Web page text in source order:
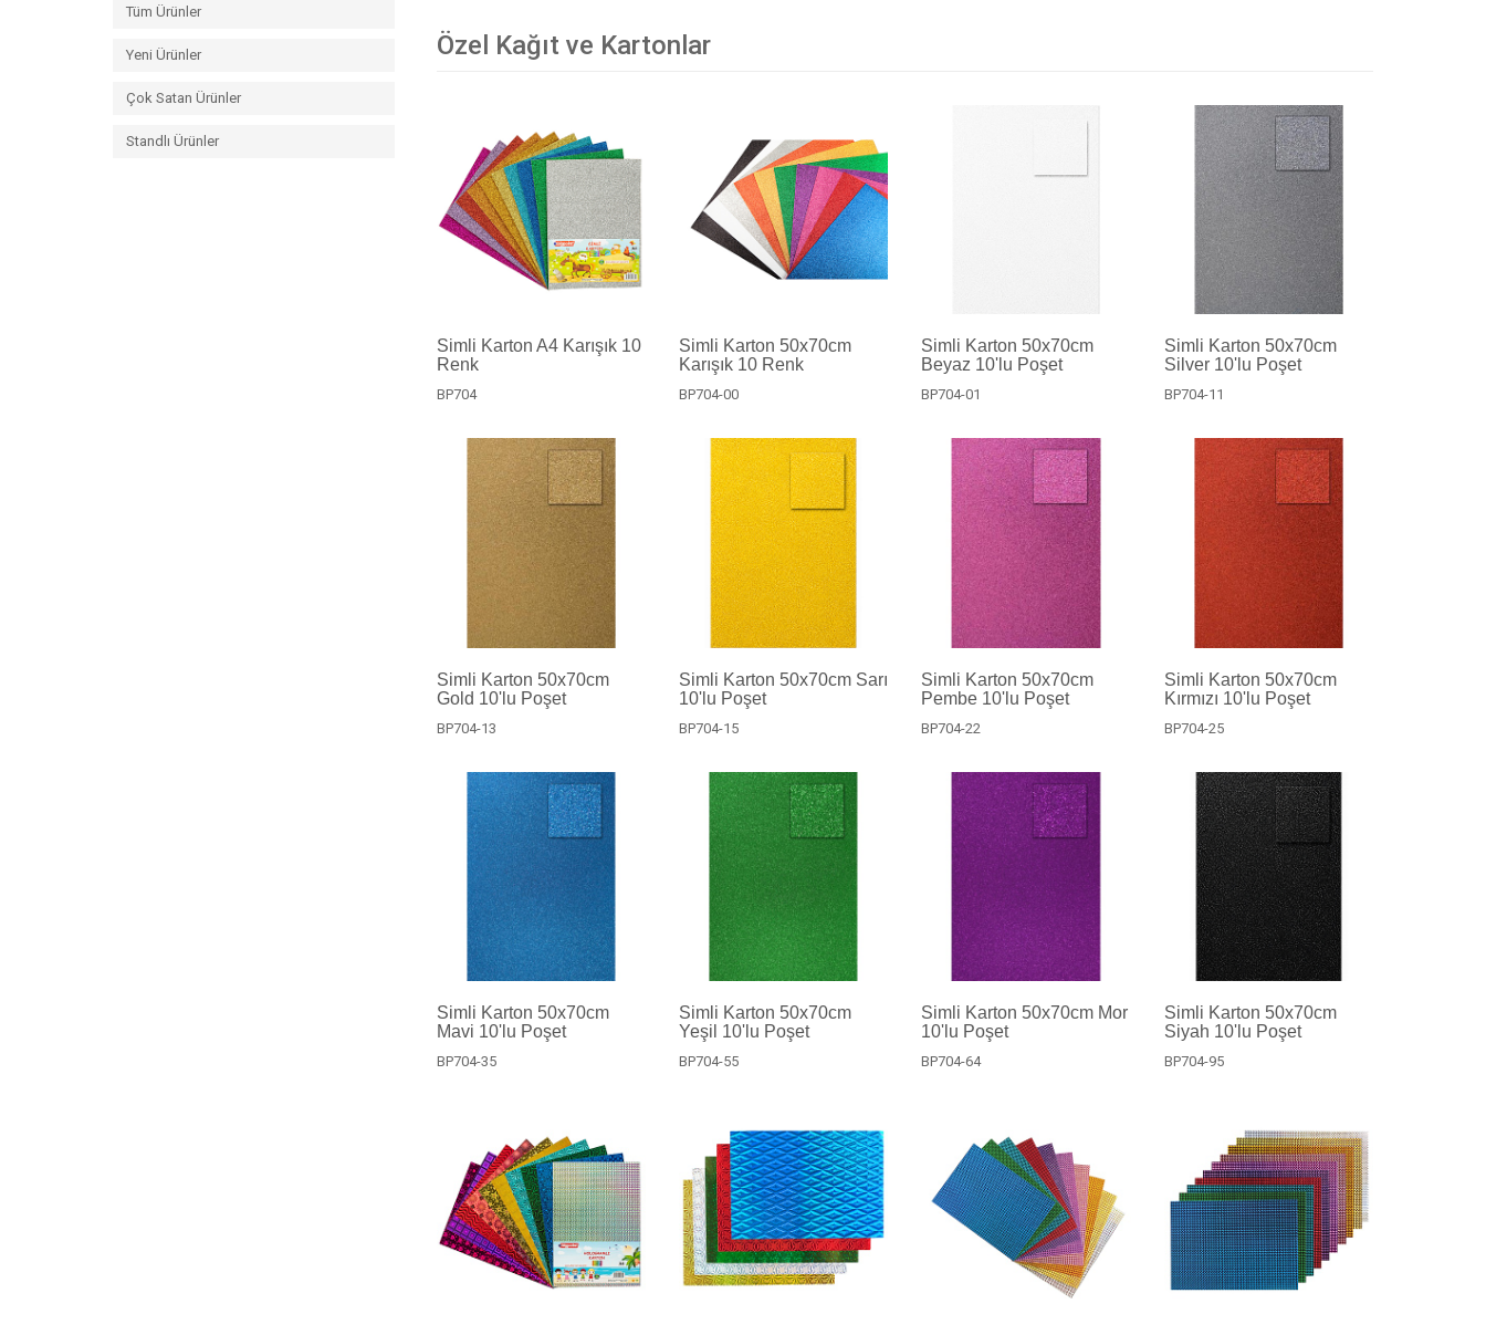
Tüm Ürünler
Yeni Ürünler
Çok Satan Ürünler
Standlı Ürünler
Özel Kağıt ve Kartonlar
Simli Karton A4 Karışık 10
Renk
BP704
Simli Karton 50x70cm
Karışık 10 Renk
BP704-00
Simli Karton 50x70cm
Beyaz 10'lu Poşet
BP704-01
Simli Karton 50x70cm
Silver 10'lu Poşet
BP704-11
Simli Karton 50x70cm
Gold 10'lu Poşet
BP704-13
Simli Karton 50x70cm Sarı
10'lu Poşet
BP704-15
Simli Karton 50x70cm
Pembe 10'lu Poşet
BP704-22
Simli Karton 50x70cm
Kırmızı 10'lu Poşet
BP704-25
Simli Karton 50x70cm
Mavi 10'lu Poşet
BP704-35
Simli Karton 50x70cm
Yeşil 10'lu Poşet
BP704-55
Simli Karton 50x70cm Mor
10'lu Poşet
BP704-64
Simli Karton 50x70cm
Siyah 10'lu Poşet
BP704-95